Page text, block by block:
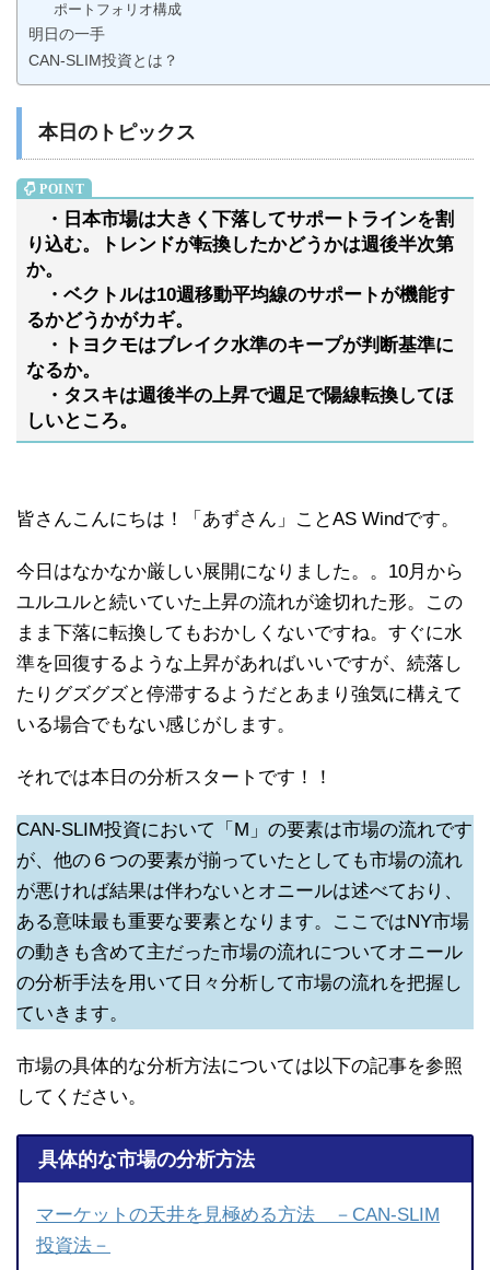
ポートフォリオ構成
明日の一手
CAN-SLIM投資とは？
本日のトピックス
・日本市場は大きく下落してサポートラインを割
り込む。トレンドが転換したかどうかは週後半次第
か。
・ベクトルは10週移動平均線のサポートが機能す
るかどうかがカギ。
・トヨクモはブレイク水準のキープが判断基準に
なるか。
・タスキは週後半の上昇で週足で陽線転換してほ
しいところ。
皆さんこんにちは！「あずさん」ことAS Windです。
今日はなかなか厳しい展開になりました。。10月から
ユルユルと続いていた上昇の流れが途切れた形。この
まま下落に転換してもおかしくないですね。すぐに水
準を回復するような上昇があればいいですが、続落し
たりグズグズと停滞するようだとあまり強気に構えて
いる場合でもない感じがします。
それでは本日の分析スタートです！！
CAN-SLIM投資において「M」の要素は市場の流れです
が、他の６つの要素が揃っていたとしても市場の流れ
が悪ければ結果は伴わないとオニールは述べており、
ある意味最も重要な要素となります。ここではNY市場
の動きも含めて主だった市場の流れについてオニール
の分析手法を用いて日々分析して市場の流れを把握し
ていきます。
市場の具体的な分析方法については以下の記事を参照
してください。
具体的な市場の分析方法
マーケットの天井を見極める方法 －CAN-SLIM
投資法－